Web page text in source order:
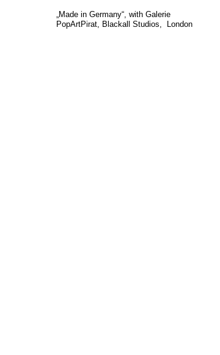
„Made in Germany“, with Galerie
PopArtPirat, Blackall Studios, London